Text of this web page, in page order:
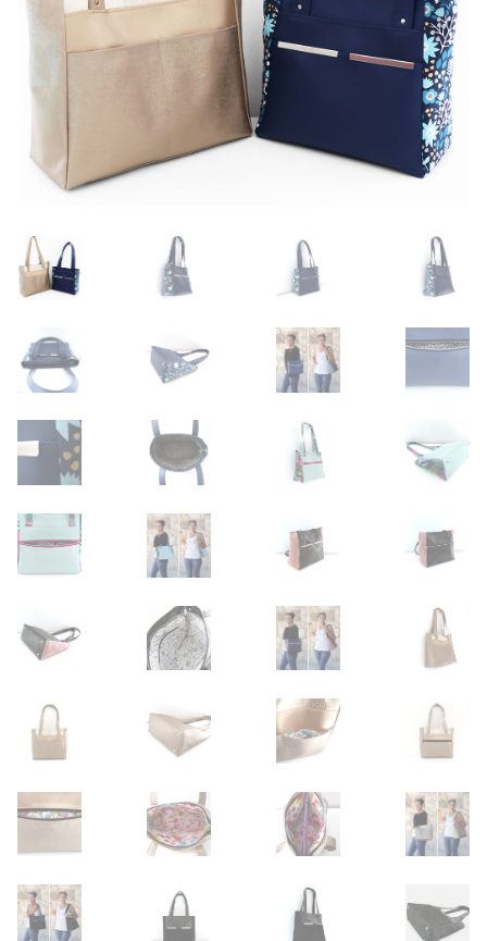
Contact
Communauté Sacôtin